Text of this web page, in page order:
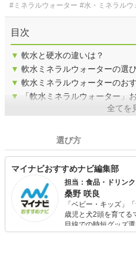
#ミネラルウォーター #水・ミネラルウ
目次
▼ 軟水と硬水の違いは？
▼ 軟水ミネラルウォーターの選
▼ 軟水ミネラルウォーターのお
▼
「軟水ミネラルウォーター」
全てを
選び方
マイナビおすすめナビ編集部
担当：食品・ドリン
桑野 咲良
「ベビー・キッズ」
歳児と犬2頭を育てる
目線での時短グッズ
食品選び、束の間の